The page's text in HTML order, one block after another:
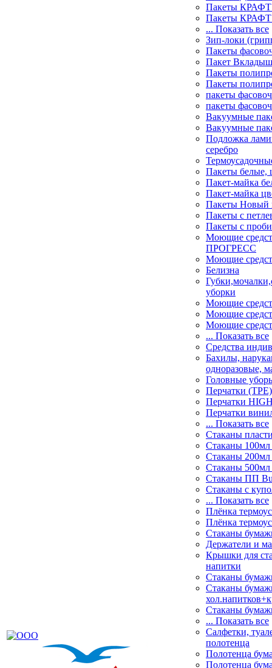
Пакеты КРАФТ
Пакеты КРАФТ
... Показать все
Зип-локи
Пакеты
Пакет Вкладыш
Пакеты
Пакеты
пакеты
пакеты
Вакуумные
Вакуумные
Подложка
серебро
Пакеты белые,
Пакет-майка
Пакет-майка
Пакеты Новый
Пакеты с
Пакеты с
Моющие
ПРОГРЕСС
Моющие
Белизна
уборки
Моющие
Моющие
Моющие
... Показать все
Средства
Бахилы,
одноразовые,
Головные
Перчатки (ТРЕ)
Перчатки
Перчатки
... Показать все
Стаканы
Стаканы 100мл
Стаканы 200мл
Стаканы 500мл
Стаканы ПП
Стаканы с
... Показать все
Плёнка
Плёнка
Стаканы
Держатели и
Крышки для
напитки
Стаканы
Стаканы
Стаканы
... Показать все
Салфетки,
полотенца
Полотенца
Полотенца